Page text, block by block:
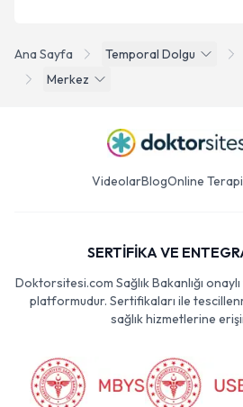
Ana Sayfa Temporal Dolgu
Merkez
VideolarBlogOnline Terapi
SERTİFİKA VE
Doktorsitesi.com Sağlık Bakanlığı
platformudur. Sertifikaları ile
sağlık hizmetlerine